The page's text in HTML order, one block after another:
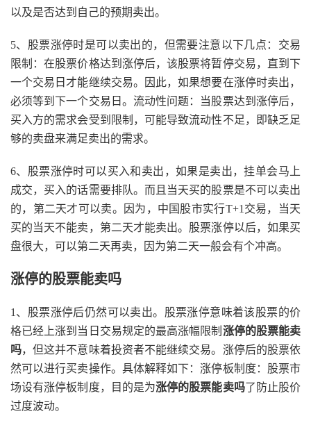
以及是否达到自己的预期卖出。
5、股票涨停时是可以卖出的，但需要注意以下几点：交易
限制：在股票价格达到涨停后，该股票将暂停交易，直到下
一个交易日才能继续交易。因此，如果想要在涨停时卖出，
必须等到下一个交易日。流动性问题：当股票达到涨停后，
买入方的需求会受到限制，可能导致流动性不足，即缺乏足
够的卖盘来满足卖出的需求。
6、股票涨停时可以买入和卖出，如果是卖出，挂单会马上
成交，买入的话需要排队。而且当天买的股票是不可以卖出
的，第二天才可以卖。因为，中国股市实行T+1交易，当天
买的当天不能卖，第二天才能卖出。股票涨停以后，如果买
盘很大，可以第二天再卖，因为第二天一般会有个冲高。
涨停的股票能卖吗
1、股票涨停后仍然可以卖出。股票涨停意味着该股票的价
格已经上涨到当日交易规定的最高涨幅限制 涨停的股票能卖
吗，但这并不意味着投资者不能继续交易。涨停后的股票依
然可以进行买卖操作。具体解释如下：涨停板制度：股票市
场设有涨停板制度，目的是为涨停的股票能卖吗了防止股价
过度波动。